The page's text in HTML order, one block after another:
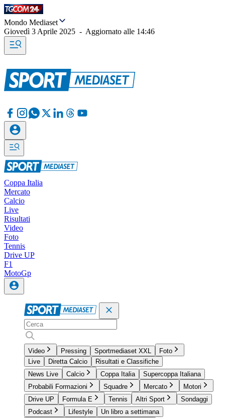
Mondo Mediaset
Giovedì 3 Aprile 2025 - Aggiornato alle 14:46
Coppa Italia
Mercato
Calcio
Live
Risultati
Video
Foto
Tennis
Drive UP
F1
MotoGp
Video Pressing Sportmediaset XXL
Foto
Live
Diretta Calcio
Risultati e Classifiche
News Live
Calcio Coppa Italia
Supercoppa Italiana
Probabili Formazioni
Squadre Mercato
Motori
Drive UP
Formula E Tennis Altri Sport
Sondaggi
Podcast
Lifestyle
Un libro a settimana